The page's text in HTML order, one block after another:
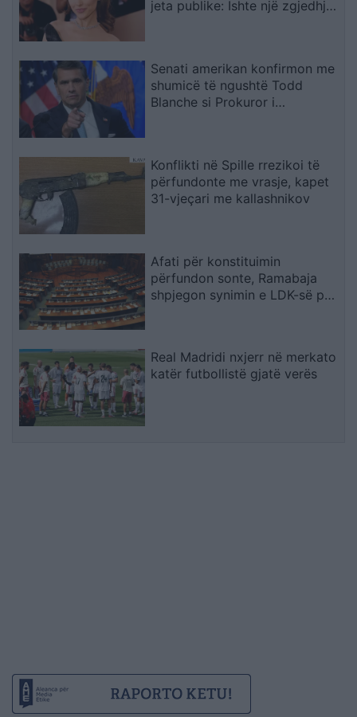
jeta publike: Ishte një zgjedhje
Senati amerikan konfirmon me
shumicë të ngushtë Todd
Blanche si Prokuror i
Konflikti në Spille rrezikoi të
përfundonte me vrasje, kapet
31-vjeçari me kallashnikov
Afati për konstituimin
përfundon sonte, Ramabaja
shpjegon synimin e LDK-së për
Real Madridi nxjerr në merkato
katër futbollistë gjatë verës